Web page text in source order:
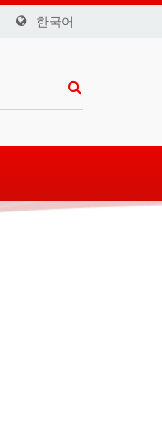
한국어